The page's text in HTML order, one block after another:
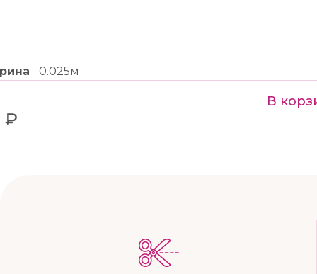
0.025м
₽
В